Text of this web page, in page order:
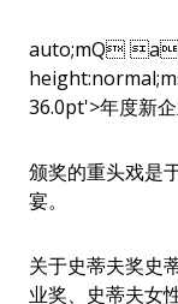
auto;mQ
36.0pt'>年度新
颁奖的重头戏是
宴。
关于史蒂夫奖史
业奖、史蒂夫女